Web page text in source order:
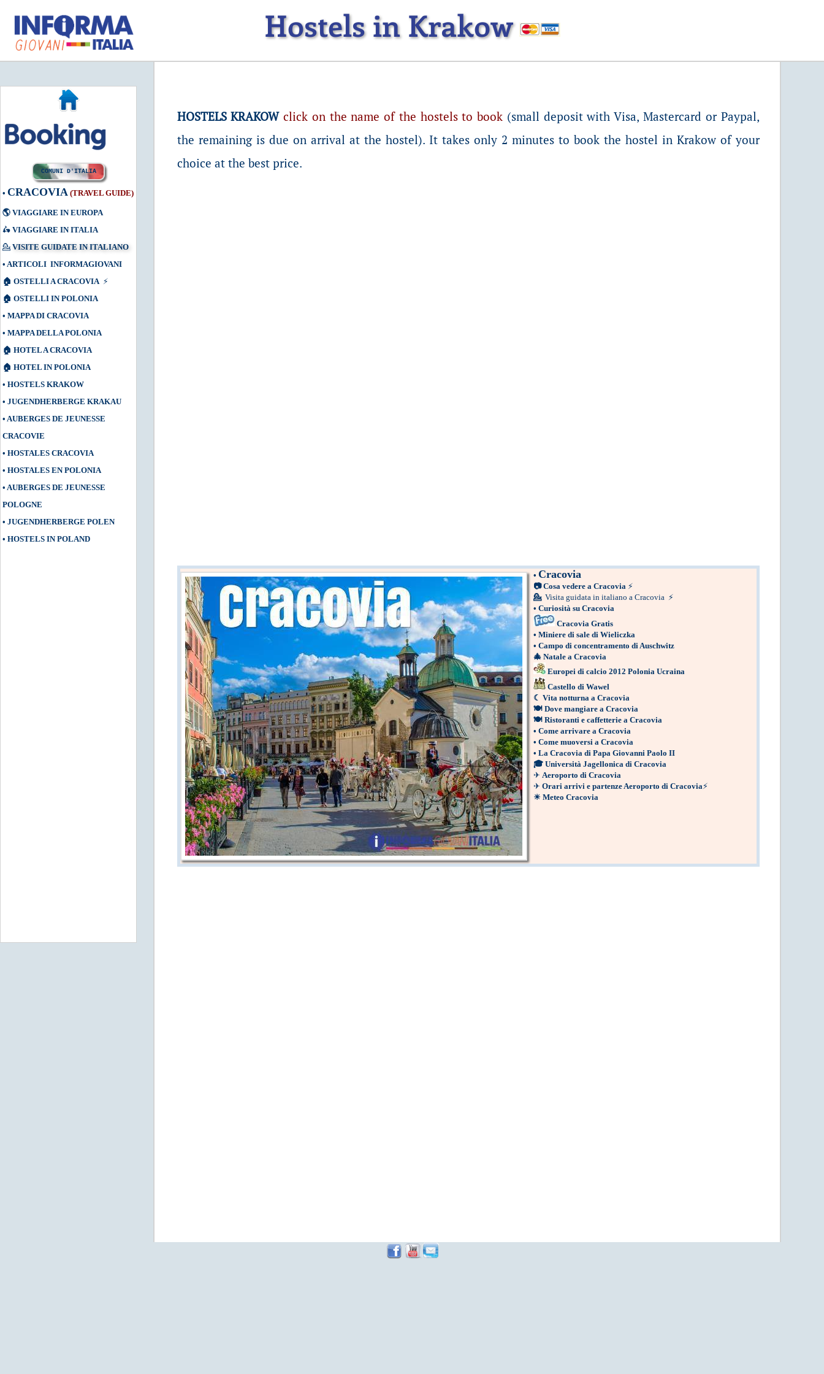
Hostels in Krakow
COMUNI D'ITALIA
• CRACOVIA (TRAVEL GUIDE)
🌎 VIAGGIARE IN EUROPA
🛵 VIAGGIARE IN ITALIA
💁 VISITE GUIDATE IN ITALIANO
• ARTICOLI INFORMAGIOVANI
🏠 OSTELLI A CRACOVIA ⚡
🏠 OSTELLI IN POLONIA
• MAPPA DI CRACOVIA
• MAPPA DELLA POLONIA
🏠 HOTEL A CRACOVIA
🏠 HOTEL IN POLONIA
• HOSTELS KRAKOW
• JUGENDHERBERGE KRAKAU
• AUBERGES DE JEUNESSE
CRACOVIE
• HOSTALES CRACOVIA
• HOSTALES EN POLONIA
• AUBERGES DE JEUNESSE
POLOGNE
• JUGENDHERBERGE POLEN
• HOSTELS IN POLAND
HOSTELS KRAKOW click on the name of the hostels to book (small deposit with Visa, Mastercard or Paypal,
the remaining is due on arrival at the hostel). It takes only 2 minutes to book the hostel in Krakow of your
choice at the best price.
• Cracovia
📷 Cosa vedere a Cracovia ⚡
💁 Visita guidata in italiano a Cracovia ⚡
• Curiosità su Cracovia
Cracovia Gratis
• Miniere di sale di Wieliczka
• Campo di concentramento di Auschwitz
🎄 Natale a Cracovia
Europei di calcio 2012 Polonia Ucraina
Castello di Wawel
☾ Vita notturna a Cracovia
🍽Dove mangiare a Cracovia
🍽Ristoranti e caffetterie a Cracovia
• Come arrivare a Cracovia
• Come muoversi a Cracovia
• La Cracovia di Papa Giovanni Paolo II
🎓 Università Jagellonica di Cracovia
✈ Aeroporto di Cracovia
✈ Orari arrivi e partenze Aeroporto di Cracovia⚡
☀ Meteo Cracovia